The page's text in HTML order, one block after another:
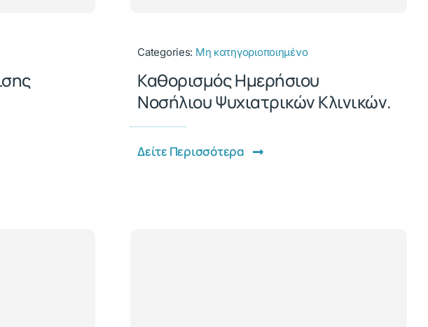
Categories: Μη κατηγοριοποιημένο
Καθορισμός Ημερήσιου
Νοσήλιου Ψυχιατρικών Κλινικών.
Δείτε Περισσότερα